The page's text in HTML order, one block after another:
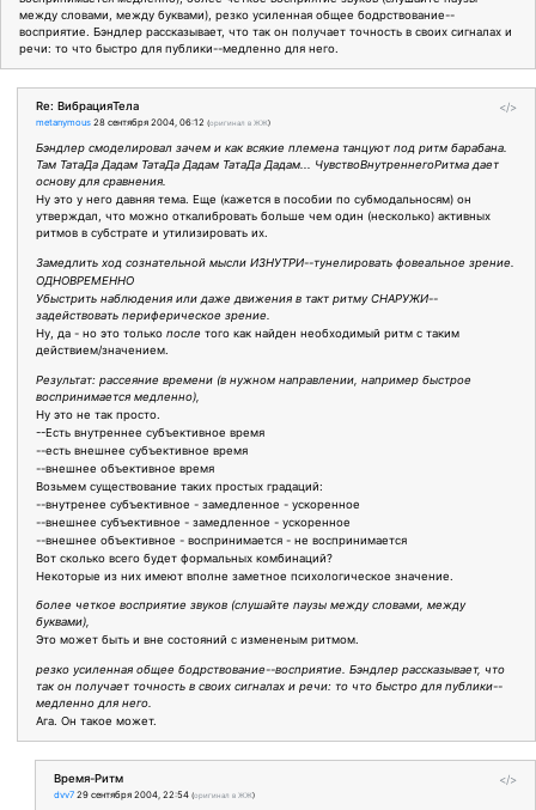
между словами, между буквами), резко усиленная общее бодрствование--
восприятие. Бэндлер рассказывает, что так он получает точность в своих сигналах и
речи: то что быстро для публики--медленно для него.
</>
Re: ВибрацияТела
metanymous 28 сентября 2004, 06:12 (оригинал в ЖЖ)
Бэндлер смоделировал зачем и как всякие племена танцуют под ритм барабана.
Там ТатаДа Дадам ТатаДа Дадам ТатаДа Дадам... ЧувствоВнутреннегоРитма дает
основу для сравнения.
Ну это у него давняя тема. Еще (кажется в пособии по субмодальносям) он
утверждал, что можно откалибровать больше чем один (несколько) активных
ритмов в субстрате и утилизировать их.
Замедлить ход сознательной мысли ИЗНУТРИ--тунелировать фовеальное зрение.
ОДНОВРЕМЕННО
Убыстрить наблюдения или даже движения в такт ритму СНАРУЖИ--
задействовать периферическое зрение.
Ну, да - но это толькопосле того как найден необходимый ритм с таким
действием/значением.
Результат: рассеяние времени (в нужном направлении, например быстрое
воспринимается медленно),
Ну это не так просто.
--Есть внутреннее субъективное время
--есть внешнее субъективное время
--внешнее объективное время
Возьмем существование таких простых градаций:
--внутренее субъективное - замедленное - ускоренное
--внешнее субъективное - замедленное - ускоренное
--внешнее объективное - воспринимается - не воспринимается
Вот сколько всего будет формальных комбинаций?
Некоторые из них имеют вполне заметное психологическое значение.
более четкое восприятие звуков (слушайте паузы между словами, между
буквами),
Это может быть и вне состояний с измененым ритмом.
резко усиленная общее бодрствование--восприятие. Бэндлер рассказывает, что
так он получает точность в своих сигналах и речи: то что быстро для публики--
медленно для него.
Ага. Он такое может.
</>
Время-Ритм
dvv7 29 сентября 2004, 22:54 (оригинал в ЖЖ)